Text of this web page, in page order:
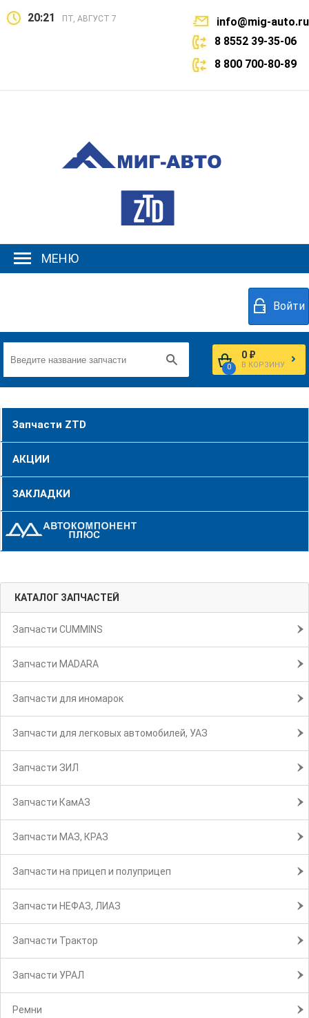
20:21 ПТ, АВГУСТ 7
info@mig-auto.ru
8 8552 39-35-06
8 800 700-80-89
МЕНЮ
Войти
0
0 ₽
В КОРЗИНУ
Запчасти ZTD
АКЦИИ
ЗАКЛАДКИ
КАТАЛОГ ЗАПЧАСТЕЙ
Запчасти CUMMINS
Запчасти MADARA
Запчасти для иномарок
Запчасти для легковых автомобилей, УАЗ
Запчасти ЗИЛ
Запчасти КамАЗ
Запчасти МАЗ, КРАЗ
Запчасти на прицеп и полуприцеп
Запчасти НЕФАЗ, ЛИАЗ
Запчасти Трактор
Запчасти УРАЛ
Ремни